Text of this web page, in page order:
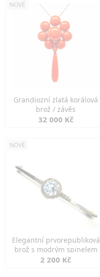
NOVÉ
Grandiozní zlatá korálová
brož / závěs
32 000 Kč
NOVÉ
Elegantní prvorepubliková
brož s modrým spinelem
2 200 Kč